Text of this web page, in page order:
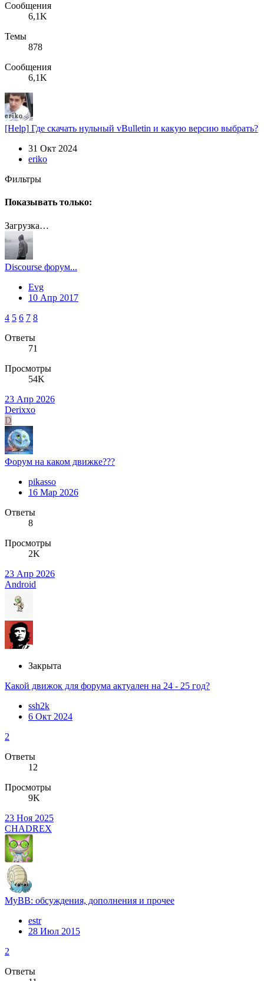
Сообщения
6,1K
Темы
878
Сообщения
6,1K
[Help] Где скачать нульный vBulletin и какую версию выбрать?
31 Окт 2024
eriko
Фильтры
Показывать только:
Загрузка…
Discourse форум...
Evg
10 Апр 2017
4 5 6 7 8
Ответы
71
Просмотры
54K
23 Апр 2026
Derixxo
D
Форум на каком движке???
pikasso
16 Мар 2026
Ответы
8
Просмотры
2K
23 Апр 2026
Android
Закрыта
Какой движок для форума актуален на 24 - 25 год?
ssh2k
6 Окт 2024
2
Ответы
12
Просмотры
9K
23 Ноя 2025
CHADREX
MyBB: обсуждения, дополнения и прочее
estr
28 Июл 2015
2
Ответы